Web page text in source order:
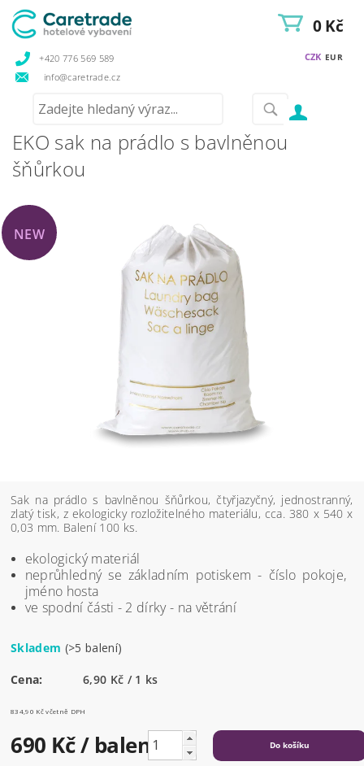
+420 776 569 589
info@caretrade.cz
CZK EUR
0 Kč
EKO sak na prádlo s bavlněnou
šňůrkou
NEW
Sak na prádlo s bavlněnou šňůrkou, čtyřjazyčný, jednostranný,
zlatý tisk, z ekologicky rozložitelného materiálu, cca. 380 x 540 x
0,03 mm. Balení 100 ks.
ekologický materiál
neprůhledný se základním potiskem - číslo pokoje,
jméno hosta
ve spodní části - 2 dírky - na větrání
Skladem (>5 balení)
Cena: 6,90 Kč / 1 ks
834,90 Kč včetně DPH
690 Kč/ balení